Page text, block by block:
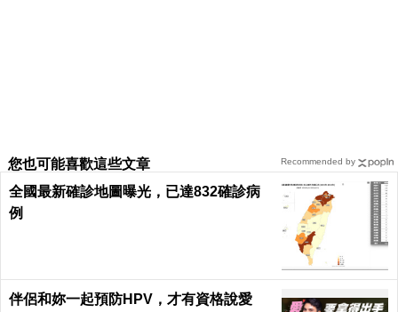
您也可能喜歡這些文章
全國最新確診地圖曝光，已達832確診病
例
伴侶和妳一起預防HPV，才有資格說愛
Recommended by